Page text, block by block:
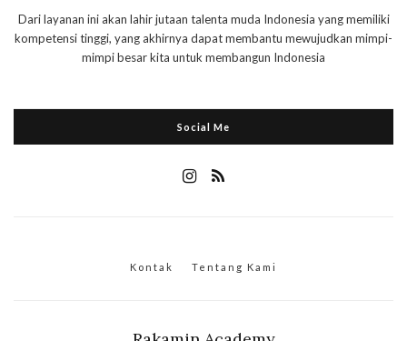
Dari layanan ini akan lahir jutaan talenta muda Indonesia yang memiliki
kompetensi tinggi, yang akhirnya dapat membantu mewujudkan mimpi-
mimpi besar kita untuk membangun Indonesia
Social Me
Kontak Tentang Kami